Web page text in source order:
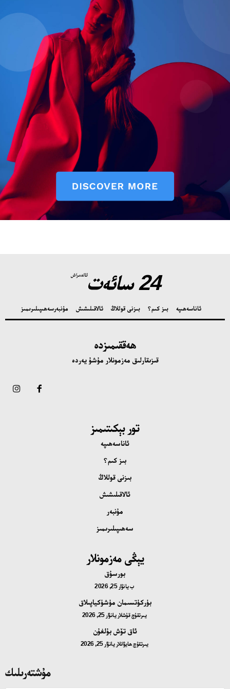
24 سائەت ئالدىراش
ئاناسەھىپە بىز كىم؟ بىزنى قوللاڭ ئالاقىلىشىش مۇنبەرسەھىپىلىرىمىز
ھەققىمىزدە
قىزىقارلىق مەزمونلار مۇشۇ يەردە
تور بېكىتىمىز
ئاناسەھىپە
بىز كىم؟
بىزنى قوللاڭ
ئالاقىلىشىش
مۇنبەر
سەھىپىلىرىمىز
يېڭى مەزمونلار
بورسۇق
بيانۋار 25, 2026
بۈركۈتسىمان مۈشۈكياپىلاق
يىرتقۇچ قۇشلار يانۋار 25, 2026
ئاق تۆش بۇلغۇن
يىرتقۇچ ھايۋانلار يانۋار 25, 2026
مۇشتەرىلىك